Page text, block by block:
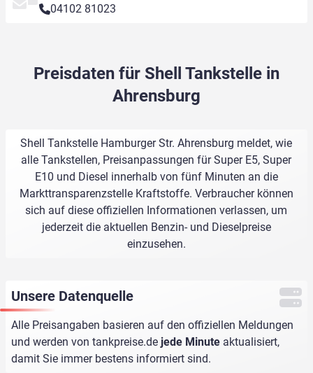
04102 81023
Preisdaten für Shell Tankstelle in
Ahrensburg
Shell Tankstelle Hamburger Str. Ahrensburg meldet, wie
alle Tankstellen, Preisanpassungen für Super E5, Super
E10 und Diesel innerhalb von fünf Minuten an die
Markttransparenzstelle Kraftstoffe. Verbraucher können
sich auf diese offiziellen Informationen verlassen, um
jederzeit die aktuellen Benzin- und Dieselpreise
einzusehen.
Unsere Datenquelle
Alle Preisangaben basieren auf den offiziellen Meldungen
und werden von tankpreise.de jede Minute aktualisiert,
damit Sie immer bestens informiert sind.